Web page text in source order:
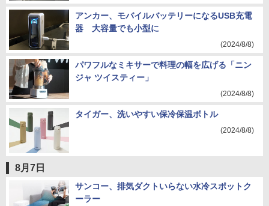
アンカー、モバイルバッテリーになるUSB充電
器 大容量でも小型に
(2024/8/8)
パワフルなミキサーで料理の幅を広げる「ニン
ジャ ツイスティー」
(2024/8/8)
タイガー、洗いやすい保冷保温ボトル
(2024/8/8)
8月7日
サンコー、排気ダクトいらない水冷スポットク
ーラー